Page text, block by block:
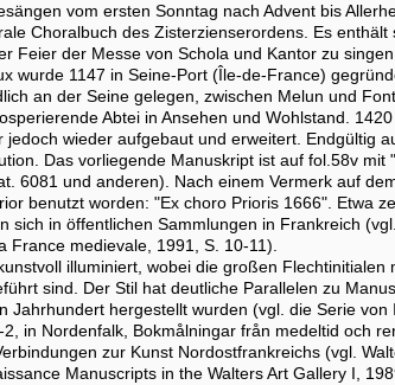
vom ersten Sonntag nach Advent bis
Choralbuch des Zisterzienserordens. Es enthält
Feier der Messe von Schola und Kantor zu
wurde 1147 in Seine-Port (Île-de-France)
an der Seine gelegen, zwischen Melun und
Abtei in Ansehen und Wohlstand.
wieder aufgebaut und erweitert. Endgültig
Das vorliegende Manuskript ist auf fol.58v mit
6081 und anderen). Nach einem Vermerk auf
benutzt worden: "Ex choro Prioris 1666". Etwa
sich in öffentlichen Sammlungen in Frankreich
France medievale, 1991, S. 10-11).
illuminiert, wobei die großen Flechtinitialen
sind. Der Stil hat deutliche Parallelen zu
Jahrhundert hergestellt wurden (vgl. die Serie von
in Nordenfalk, Bokmålningar från medeltid och
zur Kunst Nordostfrankreichs (vgl.
Manuscripts in the Walters Art Gallery I,